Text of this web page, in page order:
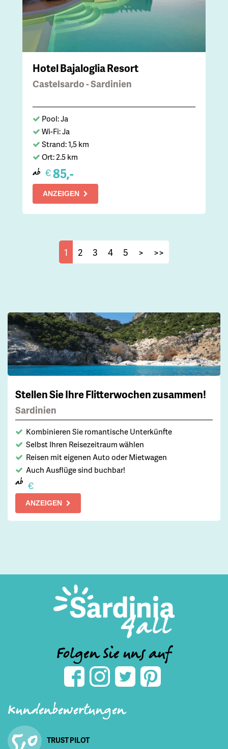
Hotel Bajaloglia Resort
Castelsardo - Sardinien
Pool: Ja
Wi-Fi: Ja
Strand: 1,5 km
Ort: 2.5 km
ab €85,-
ANZEIGEN
1 2 3 4 5 > >>
Stellen Sie Ihre Flitterwochen zusammen!
Sardinien
Kombinieren Sie romantische Unterkünfte
Selbst Ihren Reisezeitraum wählen
Reisen mit eigenen Auto oder Mietwagen
Auch Ausflüge sind buchbar!
ab €
ANZEIGEN
Folgen Sie uns auf
Kundenbewertungen
5,0 TRUST PILOT